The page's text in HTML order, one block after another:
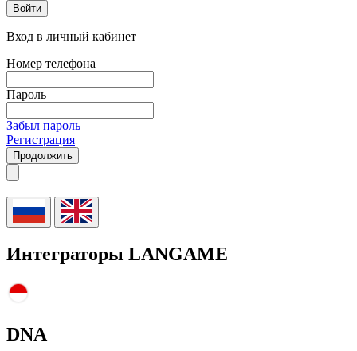
Войти
Вход в личный кабинет
Номер телефона
Пароль
Забыл пароль
Регистрация
Продолжить
Интеграторы LANGAME
DNA